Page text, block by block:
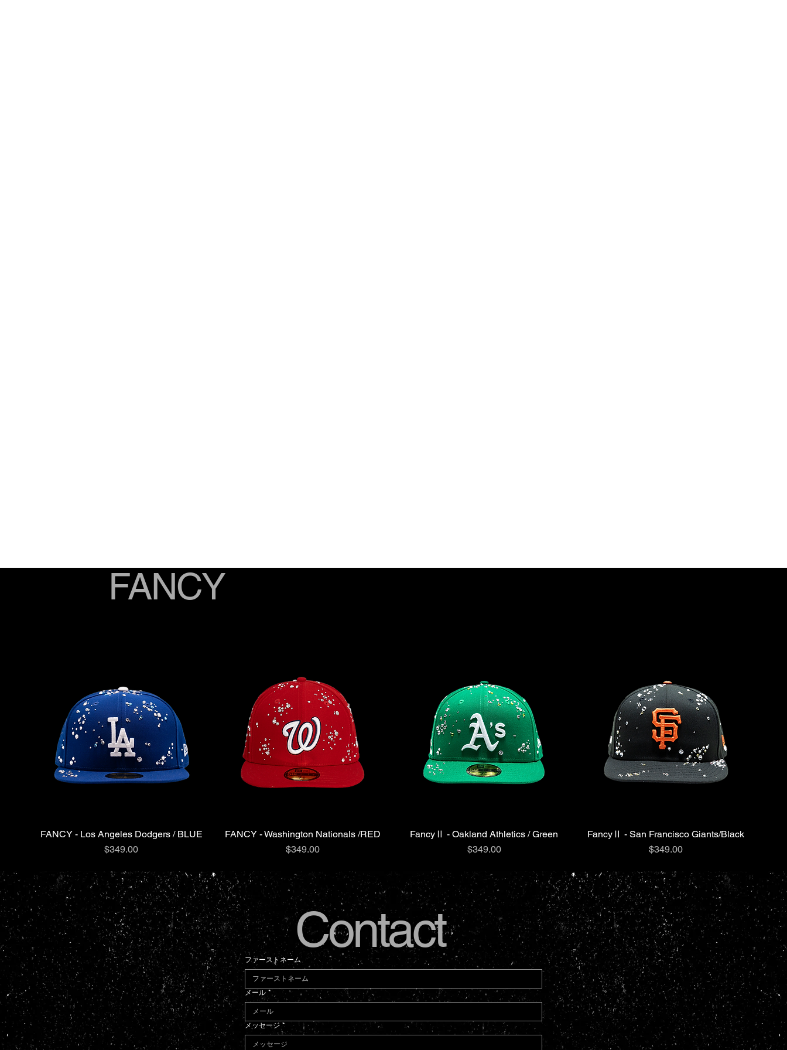
FANCY
クイックビュー
FANCY - Los Angeles Dodgers / BLUE
価格
$349.00
クイックビュー
FANCY - Washington Nationals /RED
価格
$349.00
クイックビュー
FancyⅡ - Oakland Athletics / Green
価格
$349.00
クイックビュー
FancyⅡ - San Francisco Giants/Black
価格
$349.00
Contact
ファーストネーム
メール *
メッセージ *